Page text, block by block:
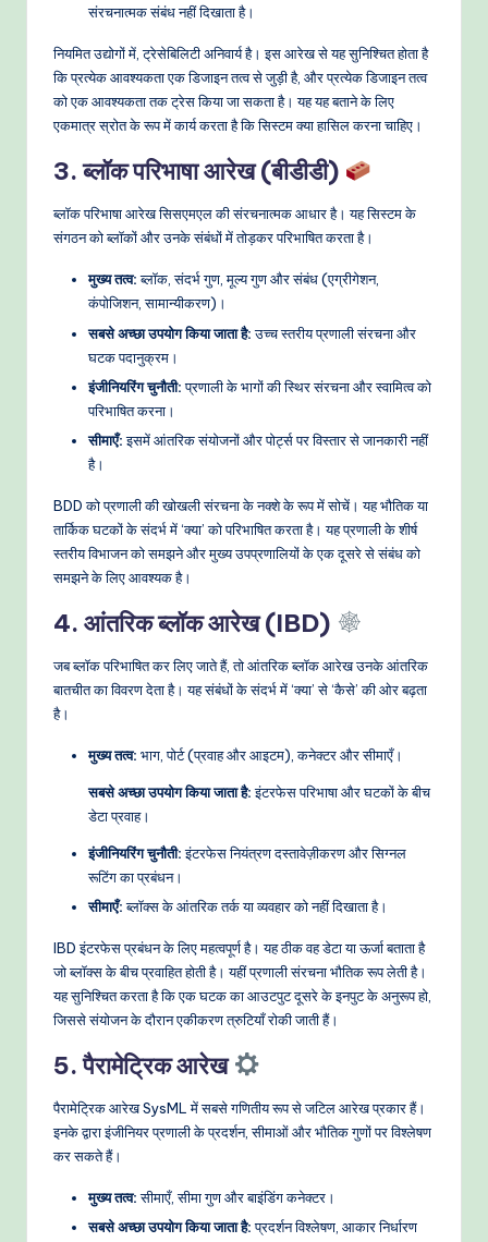
संरचनात्मक संबंध नहीं दिखाता है।
नियमित उद्योगों में, ट्रेसेबिलिटी अनिवार्य है। इस आरेख से यह सुनिश्चित होता है
कि प्रत्येक आवश्यकता एक डिजाइन तत्व से जुड़ी है, और प्रत्येक डिजाइन तत्व
को एक आवश्यकता तक ट्रेस किया जा सकता है। यह यह बताने के लिए
एकमात्र स्रोत के रूप में कार्य करता है कि सिस्टम क्या हासिल करना चाहिए।
3. ब्लॉक परिभाषा आरेख (बीडीडी)
ब्लॉक परिभाषा आरेख सिसएमएल की संरचनात्मक आधार है। यह सिस्टम के
संगठन को ब्लॉकों और उनके संबंधों में तोड़कर परिभाषित करता है।
मुख्य तत्व:ब्लॉक, संदर्भ गुण, मूल्य गुण और संबंध (एग्रीगेशन,
कंपोजिशन, सामान्यीकरण)।
सबसे अच्छा उपयोग किया जाता है:उच्च स्तरीय प्रणाली संरचना और
घटक पदानुक्रम।
इंजीनियरिंग चुनौती:प्रणाली के भागों की स्थिर संरचना और स्वामित्व को
परिभाषित करना।
सीमाएँ:इसमें आंतरिक संयोजनों और पोर्ट्स पर विस्तार से जानकारी नहीं
है।
BDD को प्रणाली की खोखली संरचना के नक्शे के रूप में सोचें। यह भौतिक या
तार्किक घटकों के संदर्भ में ‘क्या’ को परिभाषित करता है। यह प्रणाली के शीर्ष
स्तरीय विभाजन को समझने और मुख्य उपप्रणालियों के एक दूसरे से संबंध को
समझने के लिए आवश्यक है।
4. आंतरिक ब्लॉक आरेख (IBD)
जब ब्लॉक परिभाषित कर लिए जाते हैं, तो आंतरिक ब्लॉक आरेख उनके आंतरिक
बातचीत का विवरण देता है। यह संबंधों के संदर्भ में ‘क्या’ से ‘कैसे’ की ओर बढ़ता
है।
मुख्य तत्व: भाग, पोर्ट (प्रवाह और आइटम), कनेक्टर और सीमाएँ।
सबसे अच्छा उपयोग किया जाता है:इंटरफेस परिभाषा और घटकों के बीच
डेटा प्रवाह।
इंजीनियरिंग चुनौती:इंटरफेस नियंत्रण दस्तावेज़ीकरण और सिग्नल
रूटिंग का प्रबंधन।
सीमाएँ:ब्लॉक्स के आंतरिक तर्क या व्यवहार को नहीं दिखाता है।
IBD इंटरफेस प्रबंधन के लिए महत्वपूर्ण है। यह ठीक वह डेटा या ऊर्जा बताता है
जो ब्लॉक्स के बीच प्रवाहित होती है। यहीं प्रणाली संरचना भौतिक रूप लेती है।
यह सुनिश्चित करता है कि एक घटक का आउटपुट दूसरे के इनपुट के अनुरूप हो,
जिससे संयोजन के दौरान एकीकरण त्रुटियाँ रोकी जाती हैं।
5. पैरामेट्रिक आरेख
पैरामेट्रिक आरेख SysML में सबसे गणितीय रूप से जटिल आरेख प्रकार हैं।
इनके द्वारा इंजीनियर प्रणाली के प्रदर्शन, सीमाओं और भौतिक गुणों पर विश्लेषण
कर सकते हैं।
मुख्य तत्व:सीमाएँ, सीमा गुण और बाइंडिंग कनेक्टर।
सबसे अच्छा उपयोग किया जाता है:प्रदर्शन विश्लेषण, आकार निर्धारण